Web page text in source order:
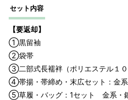
セット内容
【要返却】
①黒留袖
②袋帯
③二部式長襦袢（ポリエステル１
④帯揚・帯締め・末広セット：金
⑤草履・バッグ：1セット 金系・